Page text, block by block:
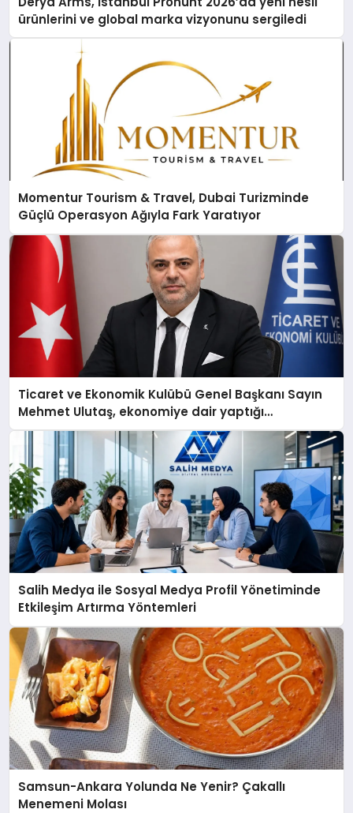
ürünlerini ve global marka vizyonunu sergiledi
Momentur Tourism & Travel, Dubai Turizminde
Güçlü Operasyon Ağıyla Fark Yaratıyor
Ticaret ve Ekonomik Kulübü Genel Başkanı Sayın
Mehmet Ulutaş, ekonomiye dair yaptığı
açıklamada şunları kaydetti:
Salih Medya ile Sosyal Medya Profil Yönetiminde
Etkileşim Artırma Yöntemleri
Samsun-Ankara Yolunda Ne Yenir? Çakallı
Menemeni Molası